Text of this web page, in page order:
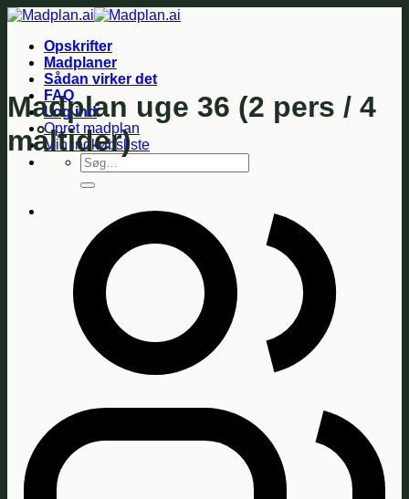
Fortsæt
indholdOpskrifter
Madplaner
Sådan virker det
FAQ
Log ind
Opret madplan
Min indkøbsliste
Søg
efter:
Madplan uge 36 (2 pers / 4
måltider)